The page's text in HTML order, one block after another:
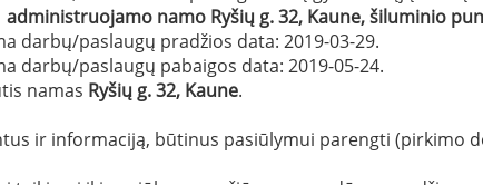
administruojamo namo Ryšių g. 32, Kaune, šiluminio
darbų/paslaugų pradžios data: 2019-03-29.
darbų/paslaugų pabaigos data: 2019-05-24.
namas Ryšių g. 32, Kaune.
ir informaciją, būtinus pasiūlymui parengti (pirkimo